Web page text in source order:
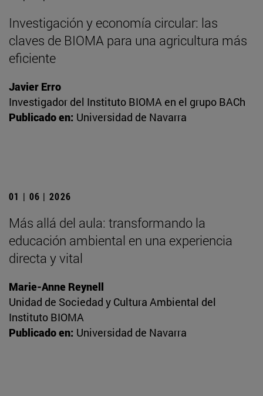
Investigación y economía circular: las
claves de BIOMA para una agricultura más
eficiente
Javier Erro
Investigador del Instituto BIOMA en el grupo BACh
Publicado en: Universidad de Navarra
01 | 06 | 2026
Más allá del aula: transformando la
educación ambiental en una experiencia
directa y vital
Marie-Anne Reynell
Unidad de Sociedad y Cultura Ambiental del
Instituto BIOMA
Publicado en: Universidad de Navarra